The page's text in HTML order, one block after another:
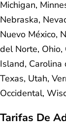
Michigan,
Nebraska,
Nuevo México,
del Norte, Ohio,
Island, Carolina
Texas, Utah,
Occidental,
Tarifas De